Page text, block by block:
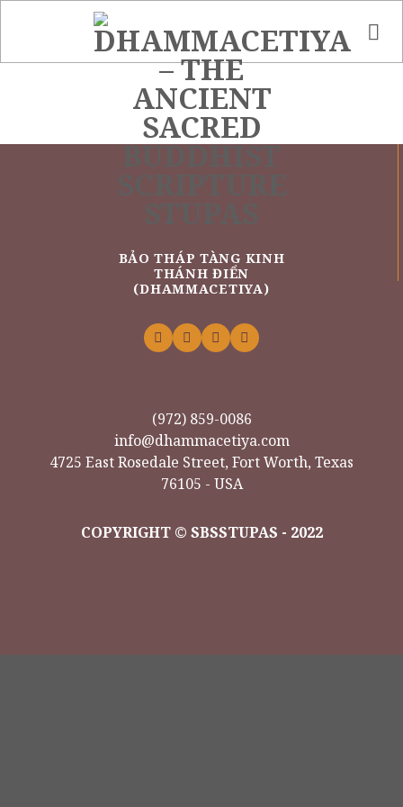
BẢO THÁP TÀNG KINH
THÁNH ĐIỂN
(DHAMMACETIYA)
(972) 859-0086
info@dhammacetiya.com
4725 East Rosedale Street, Fort Worth, Texas
76105 - USA
COPYRIGHT © SBSSTUPAS - 2022